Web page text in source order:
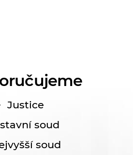
Justice
soud
soud